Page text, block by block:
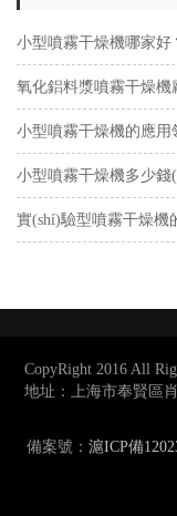
小型噴霧干燥機哪家好
氧化鋁料漿噴霧干燥機
小型噴霧干燥機的應用
小型噴霧干燥機多少錢
實(shí)驗型噴霧干燥機的
CopyRight 2016 All
地址：上海市奉賢區
備案號： 滬ICP備